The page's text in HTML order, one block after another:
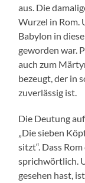
aus. Die
Wurzel in Rom.
Babylon in
geworden war.
auch zum
bezeugt, der in
zuverlässig ist.
Die Deutung
„Die sieben
sitzt“. Dass
sprichwörtlich.
gesehen hast,